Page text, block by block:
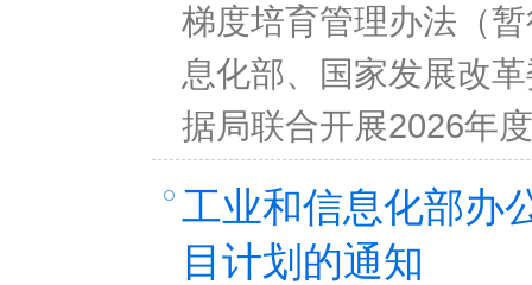
梯度培育管理办法（
息化部、国家发展改
据局联合开展2026年
工业和信息化部办
目计划的通知